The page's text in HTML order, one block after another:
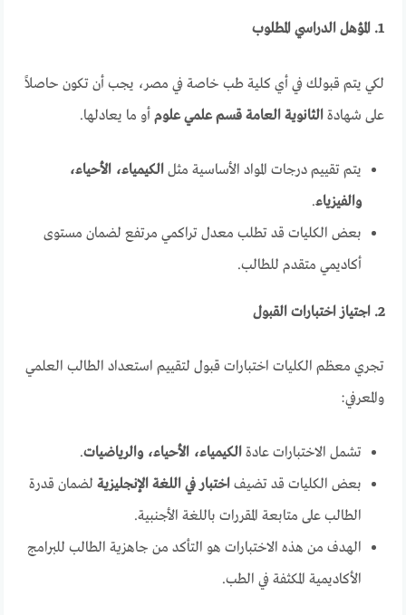
1. المؤهل الدراسي المطلوب
لكي يتم قبولك في أي كلية طب خاصة في مصر، يجب أن تكون حاصلاً
على شهادةالثانوية العامة قسم علمي علوم أو ما يعادلها.
يتم تقييم درجات المواد الأساسية مثلالكيمياء، الأحياء،
والفيزياء.
بعض الكليات قد تطلب معدل تراكمي مرتفع لضمان مستوى
أكاديمي متقدم للطالب.
2. اجتياز اختبارات القبول
تجري معظم الكليات اختبارات قبول لتقييم استعداد الطالب العلمي
والمعرفي:
تشمل الاختبارات عادةالكيمياء، الأحياء، والرياضيات.
بعض الكليات قد تضيفاختبار في اللغة الإنجليزية لضمان قدرة
الطالب على متابعة المقررات باللغة الأجنبية.
الهدف من هذه الاختبارات هو التأكد من جاهزية الطالب للبرامج
الأكاديمية المكثفة في الطب.